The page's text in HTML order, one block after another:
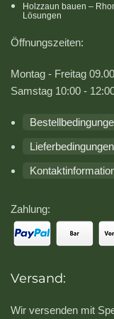
Holzzaun bauen –
Lösungen
Öffnungszeiten:
Montag - Freitag
Samstag 10:00 -
Lieferbedingungen
Zahlung:
Versand:
Wir versenden mit